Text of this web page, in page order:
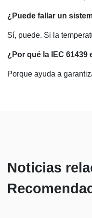
¿Puede fallar un
Sí, puede. Si la
¿Por qué la IEC
Porque ayuda a
Noticias